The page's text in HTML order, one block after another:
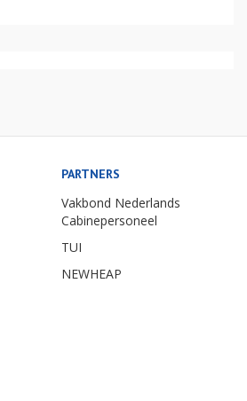
PARTNERS
Vakbond Nederlands
Cabinepersoneel
TUI
NEWHEAP